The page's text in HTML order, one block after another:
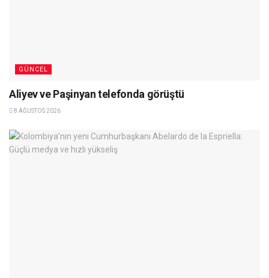
GÜNCEL
Aliyev ve Paşinyan telefonda görüştü
8 AĞUSTOS 2026